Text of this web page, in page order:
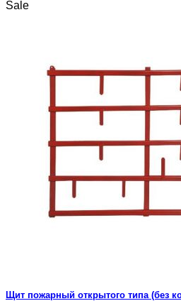
Sale
Щит пожарный открытого типа (без